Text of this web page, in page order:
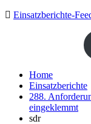
Einsatzberichte-
Home
Einsatzberichte
288.
eingeklemmt
sdr